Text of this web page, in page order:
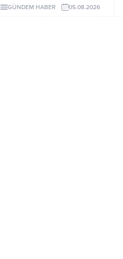
operasyonlarında 243 şüpheli
gözaltına alındı, 29 kişi tutuklandı.
GÜNDEM HABER 05.08.2026